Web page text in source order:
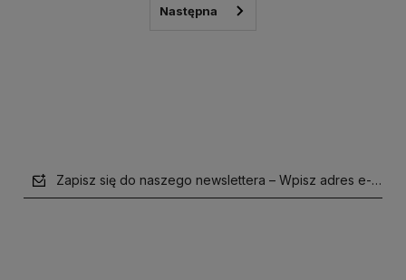
Zapisz się do naszego newslettera – Wpisz adres e-mail